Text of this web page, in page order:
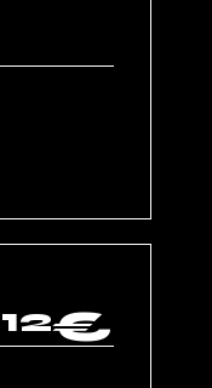
12€